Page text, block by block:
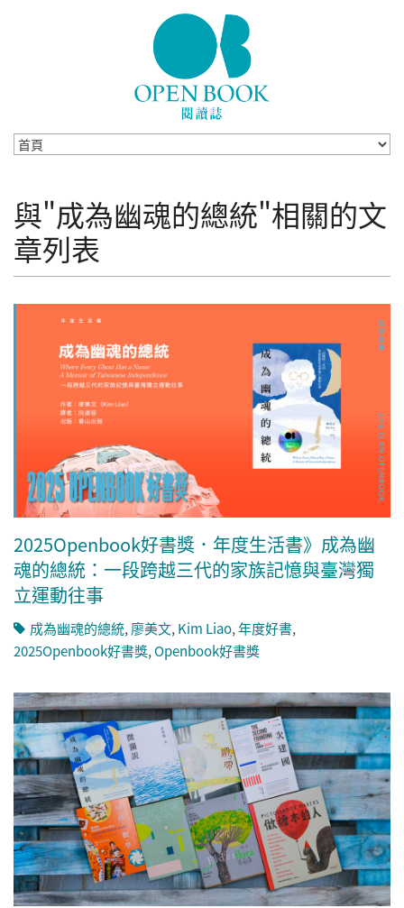
與"成為幽魂的總統"相關的文
章列表
2025Openbook好書獎．年度生活書》成為幽
魂的總統：一段跨越三代的家族記憶與臺灣獨
立運動往事
成為幽魂的總統,廖美文,Kim Liao,年度好書,
2025Openbook好書獎,Openbook好書獎